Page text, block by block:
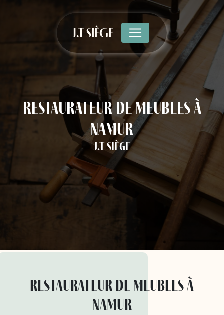
J.T SIÈGE
restaurateur de meubles à
Namur
J.T Siège
restaurateur de meubles à
Namur